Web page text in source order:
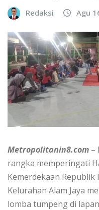
Redaksi Agu
Metropolitanin8.com –
rangka memperingati
Kemerdekaan Republik
Kelurahan Alam Jaya
lomba tumpeng di